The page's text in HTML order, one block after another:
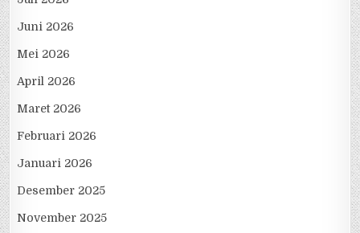
Juni 2026
Mei 2026
April 2026
Maret 2026
Februari 2026
Januari 2026
Desember 2025
November 2025